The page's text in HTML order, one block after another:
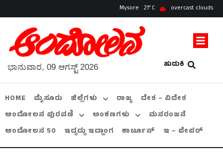
Mysore 21 overcast clouds
ಹುಡುಕಿ
ಭಾನುವಾರ, 09 ಆಗಸ್ಟ್ 2026
HOME ಮೈಸೂರು ಜಿಲ್ಲೆಗಳು ರಾಜ್ಯ
ದೇಶ – ವಿದೇಶ
ಆಂದೋಲನ ಪುರವಣಿ
ಅಂಕಣಗಳು
ಮನರಂಜನೆ
ಆಂದೋಲನ 50
ಇದ್ದದ್ದು ಇದ್ಹಾಂಗ ಕಾರ್ಟೂನ್ ಇ – ಪೇಪರ್